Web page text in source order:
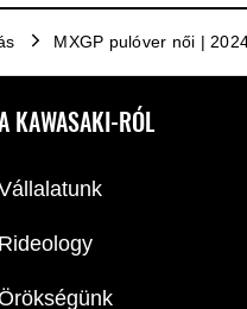
MXGP pulóver női |
KAWASAKI-RÓL
Rideology